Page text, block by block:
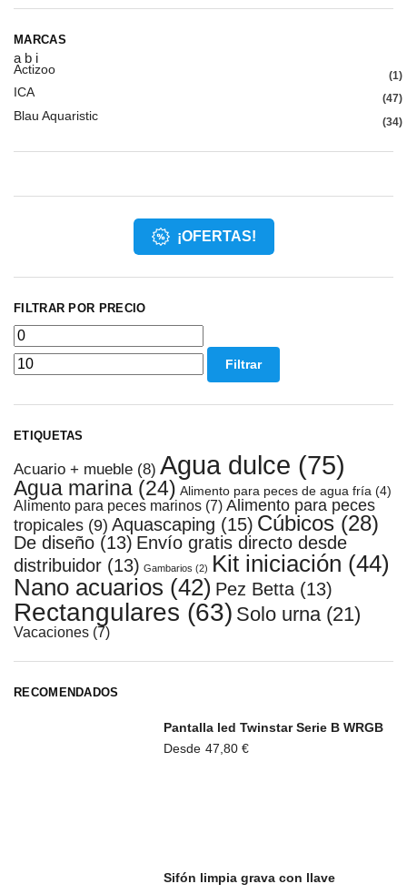
MARCAS
a b i
Actizoo 1
ICA 47
Blau Aquaristic 34
¡OFERTAS!
FILTRAR POR PRECIO
Filtrar
ETIQUETAS
Acuario + mueble (8) Agua dulce (75)
Agua marina (24) Alimento para peces de agua fría (4)
Alimento para peces marinos (7) Alimento para peces
tropicales (9) Aquascaping (15) Cúbicos (28)
De diseño (13) Envío gratis directo desde
distribuidor (13) Gambarios (2) Kit iniciación (44)
Nano acuarios (42) Pez Betta (13)
Rectangulares (63) Solo urna(21)
Vacaciones (7)
RECOMENDADOS
Pantalla led Twinstar Serie B WRGB
Desde 47,80 €
Sifón limpia grava con llave